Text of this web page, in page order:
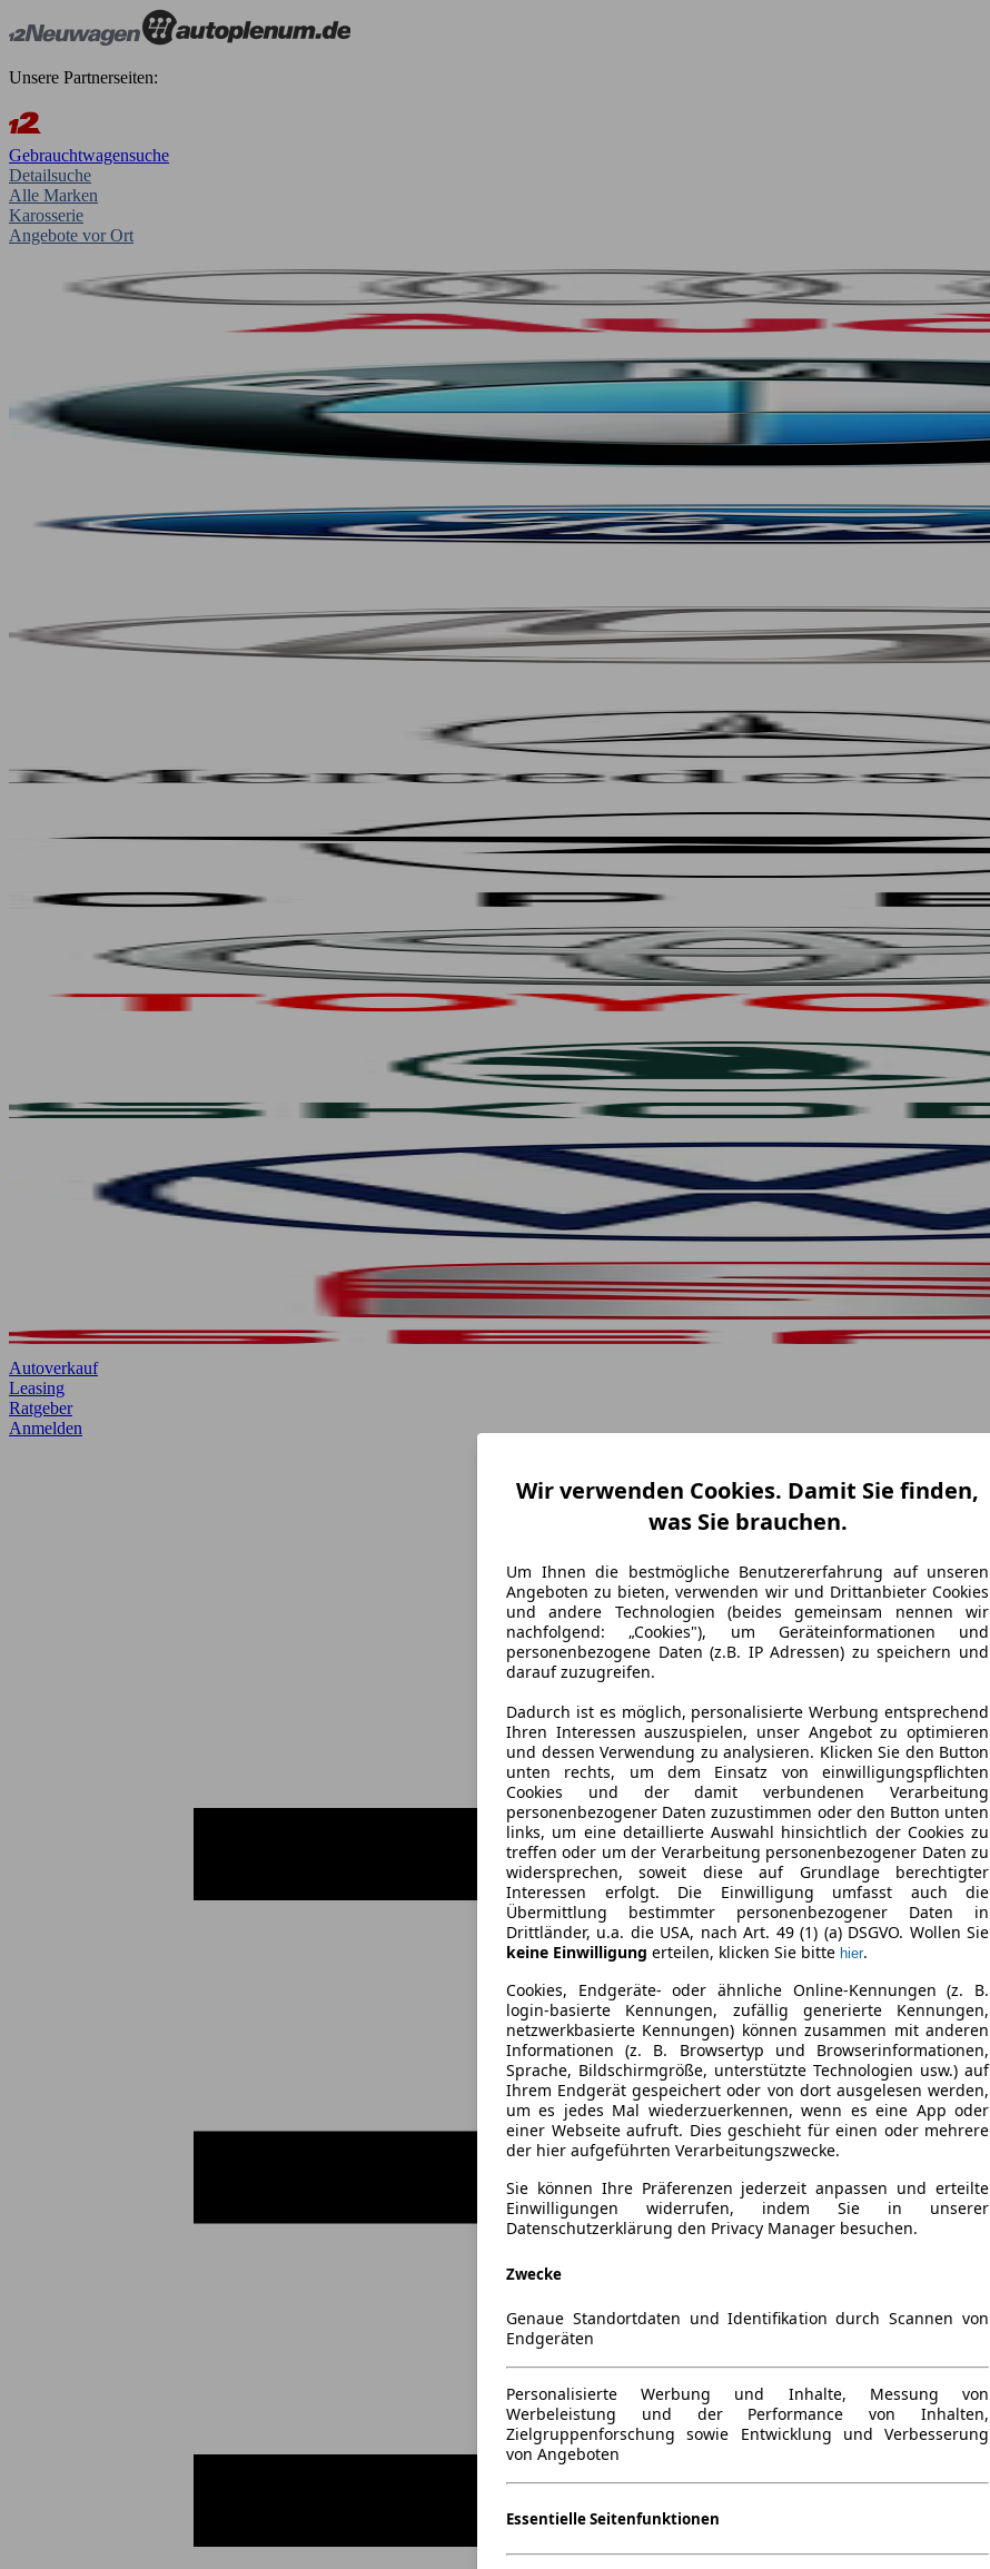
Unsere Partnerseiten:
Wir verwenden Cookies. Damit Sie finden,
was Sie brauchen.
Um Ihnen die bestmögliche Benutzererfahrung auf unseren
Angeboten zu bieten, verwenden wir und Drittanbieter Cookies
und andere Technologien (beides gemeinsam nennen wir
nachfolgend: „Cookies"), um Geräteinformationen und
personenbezogene Daten (z.B. IP Adressen) zu speichern und
darauf zuzugreifen.
Dadurch ist es möglich, personalisierte Werbung entsprechend
Ihren Interessen auszuspielen, unser Angebot zu optimieren
und dessen Verwendung zu analysieren. Klicken Sie den Button
unten rechts, um dem Einsatz von einwilligungspflichten
Cookies und der damit verbundenen Verarbeitung
personenbezogener Daten zuzustimmen oder den Button unten
links, um eine detaillierte Auswahl hinsichtlich der Cookies zu
treffen oder um der Verarbeitung personenbezogener Daten zu
widersprechen, soweit diese auf Grundlage berechtigter
Interessen erfolgt. Die Einwilligung umfasst auch die
Übermittlung bestimmter personenbezogener Daten in
Drittländer, u.a. die USA, nach Art. 49 (1) (a) DSGVO. Wollen Sie
keine Einwilligung erteilen, klicken Sie bitte hier.
Cookies, Endgeräte- oder ähnliche Online-Kennungen (z. B.
login-basierte Kennungen, zufällig generierte Kennungen,
netzwerkbasierte Kennungen) können zusammen mit anderen
Informationen (z. B. Browsertyp und Browserinformationen,
Sprache, Bildschirmgröße, unterstützte Technologien usw.) auf
Ihrem Endgerät gespeichert oder von dort ausgelesen werden,
um es jedes Mal wiederzuerkennen, wenn es eine App oder
einer Webseite aufruft. Dies geschieht für einen oder mehrere
der hier aufgeführten Verarbeitungszwecke.
Sie können Ihre Präferenzen jederzeit anpassen und erteilte
Einwilligungen widerrufen, indem Sie in unserer
Datenschutzerklärung den Privacy Manager besuchen.
Zwecke
Genaue Standortdaten und Identifikation durch Scannen von
Endgeräten
Personalisierte Werbung und Inhalte, Messung von
Werbeleistung und der Performance von Inhalten,
Zielgruppenforschung sowie Entwicklung und Verbesserung
von Angeboten
Essentielle Seitenfunktionen
Gebrauchtwagensuche
Detailsuche
Alle Marken
Karosserie
Angebote vor Ort
Autoverkauf
Leasing
Ratgeber
Anmelden